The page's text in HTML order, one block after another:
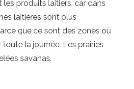
produits laitiers, car dans
laitières sont plus
que ce sont des zones où
la journée. Les prairies
savanas.